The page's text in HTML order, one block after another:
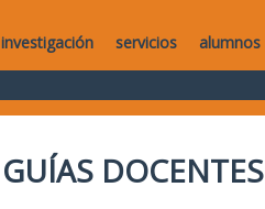
investigación servicios alumnos
GUÍAS DOCENTES